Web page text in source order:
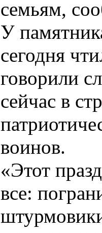
семьям,
У
сегодня
говорили
сейчас в
воинов.
«Этот
все: